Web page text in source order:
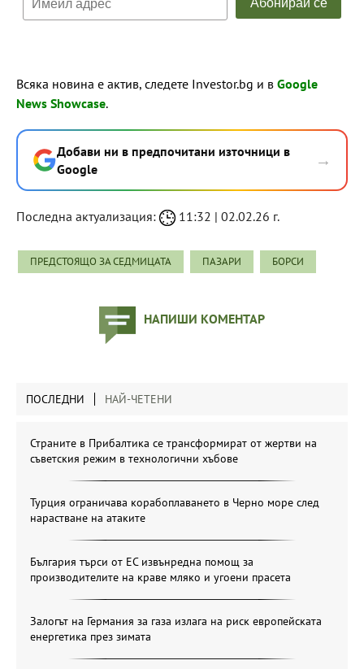
Всяка новина е актив, следете Investor.bg и в Google
News Showcase.
Добави ни в предпочитани източници в
Google
→
Последна актуализация: 11:32 | 02.02.26 г.
ПРЕДСТОЯЩО ЗА СЕДМИЦАТА ПАЗАРИ БОРСИ
НАПИШИ КОМЕНТАР
ПОСЛЕДНИ НАЙ-ЧЕТЕНИ
Страните в Прибалтика се трансформират от жертви на
съветския режим в технологични хъбове
Турция ограничава корабоплаването в Черно море след
нарастване на атаките
България търси от ЕС извънредна помощ за
производителите на краве мляко и угоени прасета
Залогът на Германия за газа излага на риск европейската
енергетика през зимата